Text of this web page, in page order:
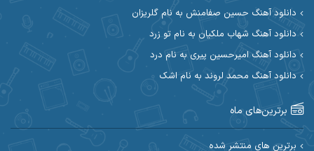
ابراهیم شمس ابوالحسن جاویدان
ابی حسینی
احسان آیینفر احسان اصغری
احسان امیدوار
احسان حیدری احسان دریادل
دانلود آهنگ حسین صفامنش به نام گلریزان
دانلود آهنگ شهاب ملکیان به نام تو زرد
دانلود آهنگ امیرحسین پیری به نام درد
دانلود آهنگ محمد لروند به نام اشک
برترین‌های ماه
برترین های منتشر شده